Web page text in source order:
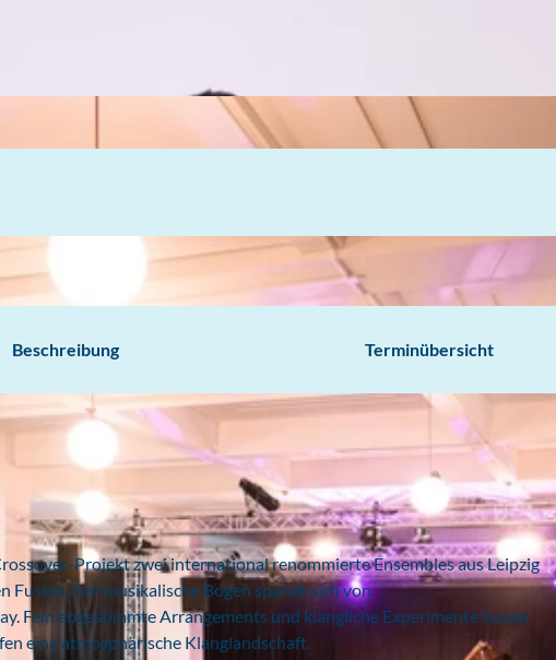
Beschreibung Terminübersicht
Projekt zwei international renommierte Ensembles aus Leipzig
Fusion. Der musikalische Bogen spannt sich von
Fein abgestimmte Arrangements und klangliche Experimente lassen
eine atmosphärische Klanglandschaft.